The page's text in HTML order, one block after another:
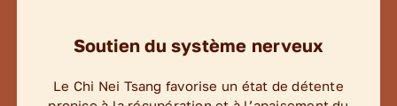
Soutien du système nerveux
Le Chi Nei Tsang favorise un état de détente